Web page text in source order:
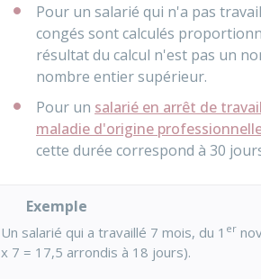
Pour un salarié qui n'a pas
congés sont calculés
résultat du calcul n'est pas un
nombre entier supérieur.
Pour un salarié en arrêt de
maladie d'origine
cette durée correspond à 30
Exemple
Un salarié qui a travaillé 7 mois, du 1 er
x 7 = 17,5 arrondis à 18 jours).